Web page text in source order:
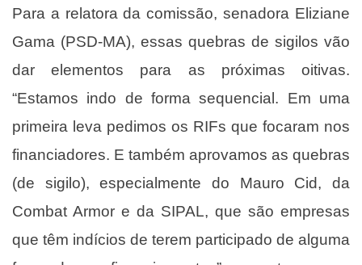
Para a relatora da comissão, senadora Eliziane
Gama (PSD-MA), essas quebras de sigilos vão
dar elementos para as próximas oitivas.
“Estamos indo de forma sequencial. Em uma
primeira leva pedimos os RIFs que focaram nos
financiadores. E também aprovamos as quebras
(de sigilo), especialmente do Mauro Cid, da
Combat Armor e da SIPAL, que são empresas
que têm indícios de terem participado de alguma